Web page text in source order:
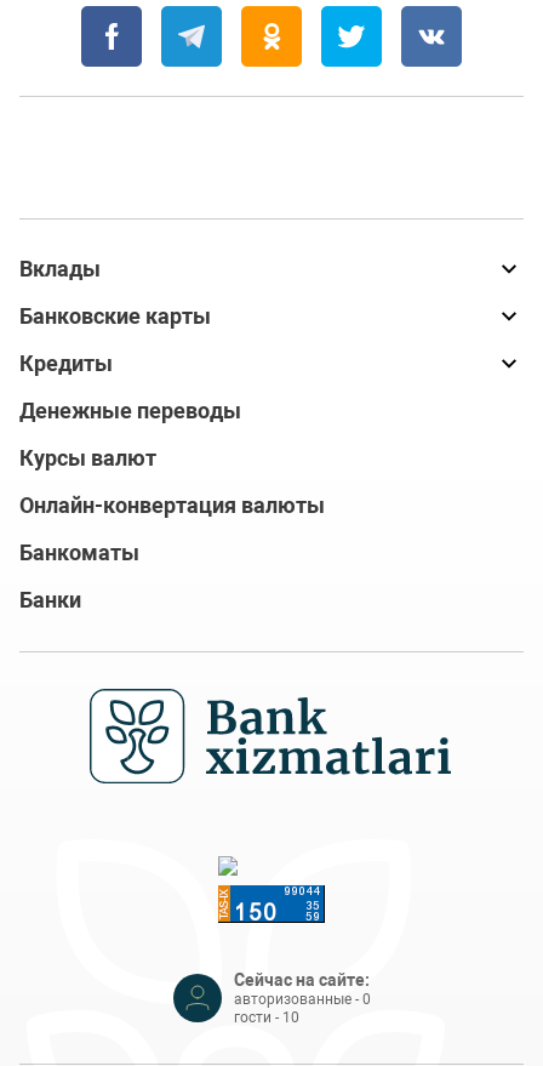
Вклады
Банковские карты
Кредиты
Денежные переводы
Курсы валют
Онлайн-конвертация валюты
Банкоматы
Банки
Сейчас на сайте:
авторизованные - 0
гости - 10